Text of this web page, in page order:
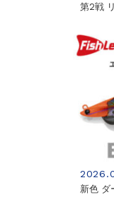
第2戦
新色 ダ